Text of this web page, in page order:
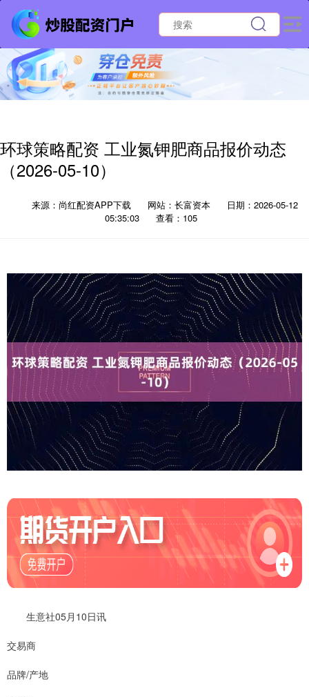
环球策略配资 工业氮钾肥商品报价动态
（2026-05-10）
来源：尚红配资APP下载 网站：长富资本
日期：2026-05-12
05:35:03
查看：105
生意社05月10日讯
交易商
品牌/产地